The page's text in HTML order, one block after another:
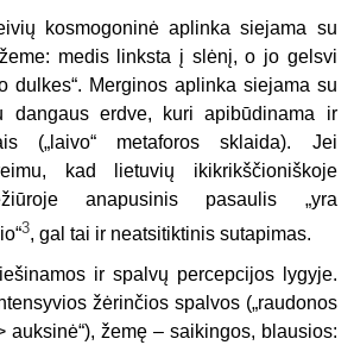
kosmogoninė aplinka siejama su
medis linksta į slėnį, o jo gelsvi
dulkes“. Merginos aplinka siejama su
dangaus erdve, kuri apibūdinama ir
(„laivo“ metaforos sklaida). Jei
kad lietuvių ikikrikščioniškoje
anapusinis pasaulis „yra
3, gal tai ir neatsitiktinis sutapimas.
ir spalvų percepcijos lygyje.
žėrinčios spalvos („raudonos
auksinė“), žemę – saikingos, blausios: